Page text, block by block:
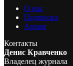
О нас
Подписка
Архив
Контакты
Денис Кравченко
Владелец журнала